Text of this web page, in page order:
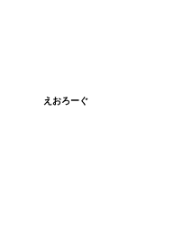
えおろーぐ